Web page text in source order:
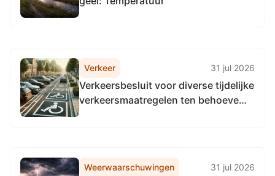
Verkeer 31 jul 2026
Verkeersbesluit voor diverse tijdelijke
verkeersmaatregelen ten behoeve
Weerwaarschuwingen 31 jul 2026